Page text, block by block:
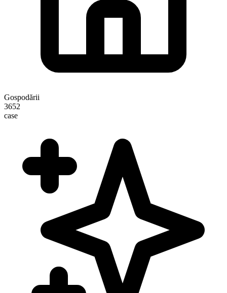
Gospodării
3652
case